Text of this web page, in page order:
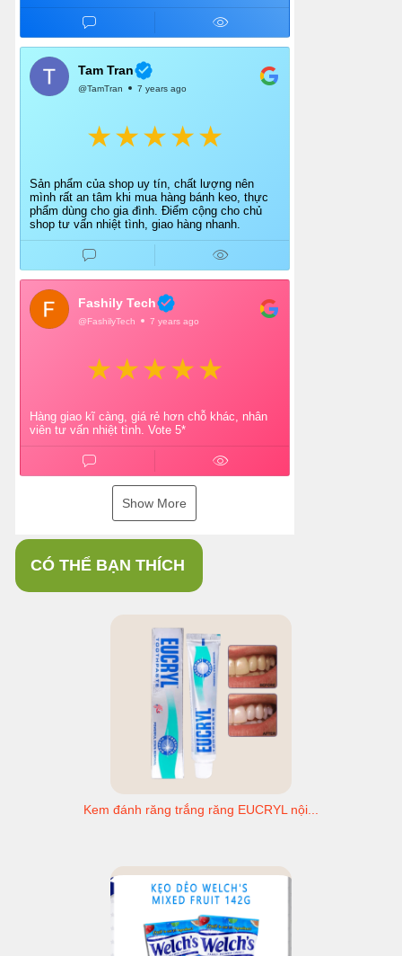
Tam Tran
@TamTran 7 years ago
Sản phẩm của shop uy tín, chất lượng nên
mình rất an tâm khi mua hàng bánh keo, thực
phẩm dùng cho gia đình. Điểm cộng cho chủ
shop tư vấn nhiệt tình, giao hàng nhanh.
Fashily Tech
@FashilyTech 7 years ago
Hàng giao kĩ càng, giá rẻ hơn chỗ khác, nhân
viên tư vấn nhiệt tình. Vote 5*
Show More
CÓ THỂ BẠN THÍCH
Kem đánh răng trắng răng EUCRYL nội...